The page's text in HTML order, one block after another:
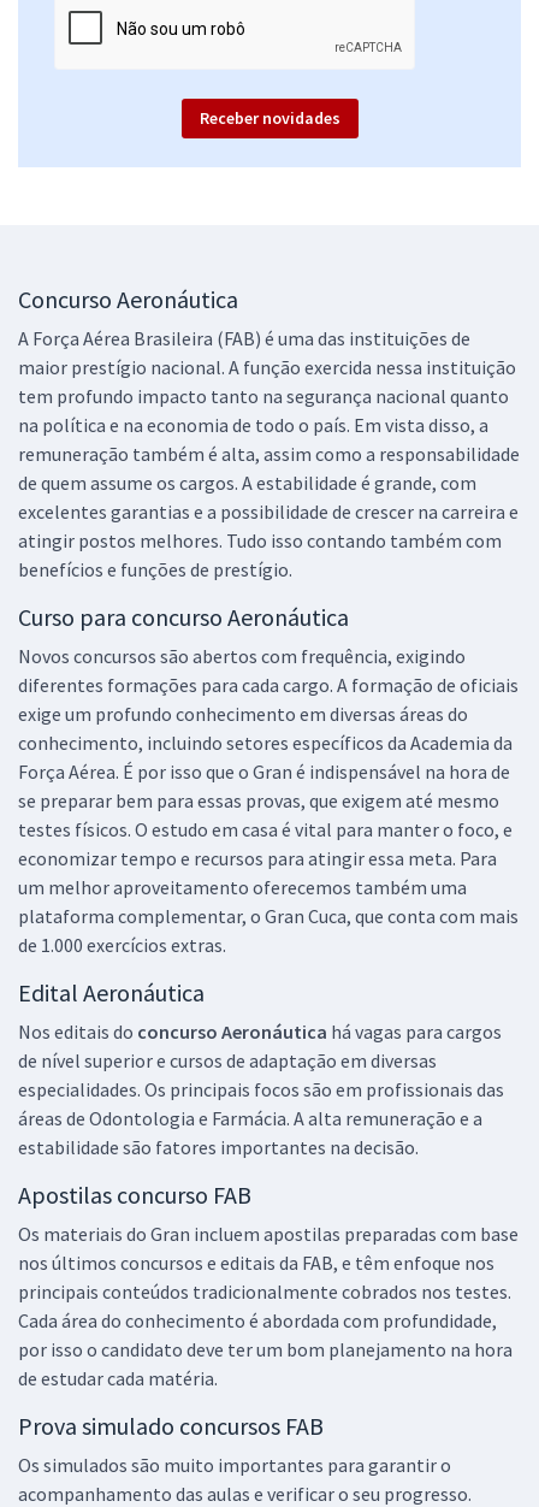
Receber novidades
Concurso Aeronáutica
A Força Aérea Brasileira (FAB) é uma das instituições de
maior prestígio nacional. A função exercida nessa instituição
tem profundo impacto tanto na segurança nacional quanto
na política e na economia de todo o país. Em vista disso, a
remuneração também é alta, assim como a responsabilidade
de quem assume os cargos. A estabilidade é grande, com
excelentes garantias e a possibilidade de crescer na carreira e
atingir postos melhores. Tudo isso contando também com
benefícios e funções de prestígio.
Curso para concurso Aeronáutica
Novos concursos são abertos com frequência, exigindo
diferentes formações para cada cargo. A formação de oficiais
exige um profundo conhecimento em diversas áreas do
conhecimento, incluindo setores específicos da Academia da
Força Aérea. É por isso que o Gran é indispensável na hora de
se preparar bem para essas provas, que exigem até mesmo
testes físicos. O estudo em casa é vital para manter o foco, e
economizar tempo e recursos para atingir essa meta. Para
um melhor aproveitamento oferecemos também uma
plataforma complementar, o Gran Cuca, que conta com mais
de 1.000 exercícios extras.
Edital Aeronáutica
Nos editais do concurso Aeronáutica há vagas para cargos
de nível superior e cursos de adaptação em diversas
especialidades. Os principais focos são em profissionais das
áreas de Odontologia e Farmácia. A alta remuneração e a
estabilidade são fatores importantes na decisão.
Apostilas concurso FAB
Os materiais do Gran incluem apostilas preparadas com base
nos últimos concursos e editais da FAB, e têm enfoque nos
principais conteúdos tradicionalmente cobrados nos testes.
Cada área do conhecimento é abordada com profundidade,
por isso o candidato deve ter um bom planejamento na hora
de estudar cada matéria.
Prova simulado concursos FAB
Os simulados são muito importantes para garantir o
acompanhamento das aulas e verificar o seu progresso.